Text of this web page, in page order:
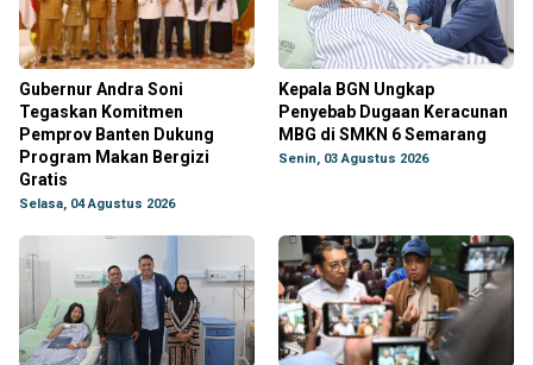
Gubernur Andra Soni
Tegaskan Komitmen
Pemprov Banten Dukung
Program Makan Bergizi
Gratis
Selasa, 04 Agustus 2026
Kepala BGN Ungkap
Penyebab Dugaan Keracunan
MBG di SMKN 6 Semarang
Senin, 03 Agustus 2026